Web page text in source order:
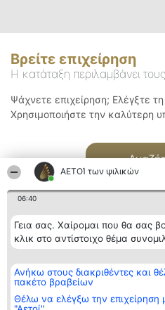
ΑΕΤΟΊ των ψιλικών
06:40
Γεια σας. Χαίρομαι που θα σας
κλικ στο αντίστοιχο θέμα
Ανήκω στους διακριθέντες και
πακέτο βραβείων
Θέλω να ελέγξω την επιχείρηση
Βρείτε επιχείρηση
Η κατάταξη περιλαμβάνει
Ψάχνετε επιχείρηση; Ελέγξτε
Χρησιμοποιήστε την καλύτερη
Διοργανωτής της
κατάταξης
BEAUTIFUL COMPANY
ΤΗΛ. ΕΠΙΚΟΙΝΩΝΙΑΣ:
των